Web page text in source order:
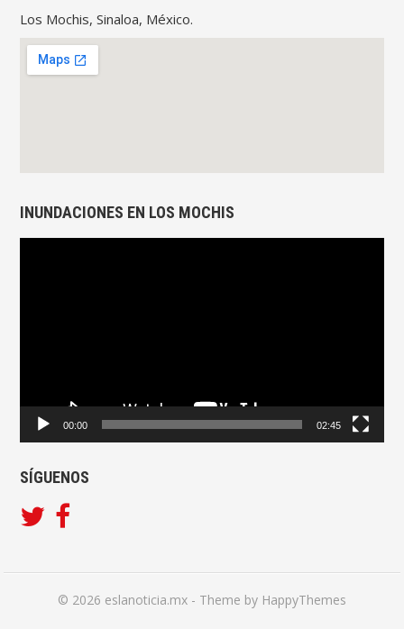
Los Mochis, Sinaloa, México.
INUNDACIONES EN LOS MOCHIS
00:00 02:45
SÍGUENOS
© 2026 eslanoticia.mx - Theme by HappyThemes